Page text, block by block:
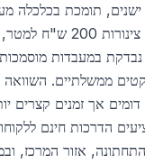
ישנים, תומכת בכלכלה
נבדקת במעבדות
ממשלתיים. השוואה
אך זמנים קצרים
הדרכות חינם
אזור המרכז,